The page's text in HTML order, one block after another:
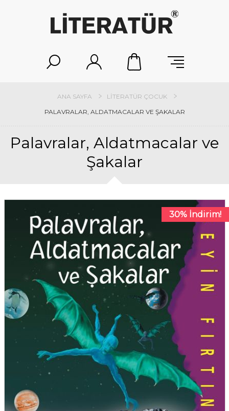
ANA SAYFA
LITERATÜR ÇOCUK
PALAVRALAR, ALDATMACALAR VE ŞAKALAR
Palavralar, Aldatmacalar ve
Şakalar
30% İndirim!